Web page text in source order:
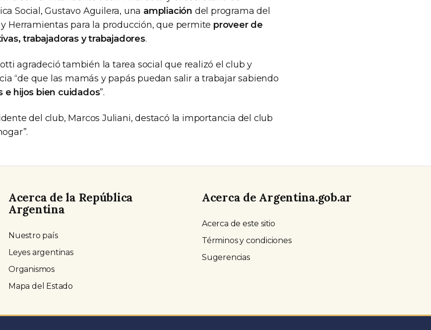
Social, Gustavo Aguilera, una ampliación del programa del
Herramientas para la producción, que permite proveer de
trabajadoras y trabajadores.
agradeció también la tarea social que realizó el club y
“de que las mamás y papás puedan salir a trabajar sabiendo
e hijos bien cuidados”.
del club, Marcos Juliani, destacó la importancia del club
Acerca de la República
Argentina
Nuestro país
Leyes argentinas
Organismos
Mapa del Estado
Acerca de Argentina.gob.ar
Acerca de este sitio
Términos y condiciones
Sugerencias